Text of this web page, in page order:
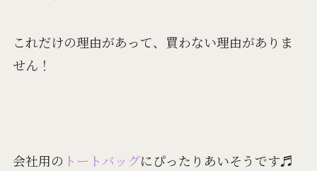
これだけの理由があって、買わない理由がありま
せん！
会社用の トートバッグにぴったりあいそうです♬